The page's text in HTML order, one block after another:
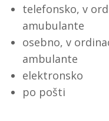
telefonsko, v
amubulante
osebno, v
ambulante
elektronsko
po pošti